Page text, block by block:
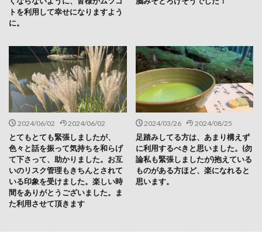
トを利用して幸せになりますよう
に。
2024/06/02 2024/06/02
とてもとても緊張しましたが、
色々と話を振って気持ちを和らげ
て下さって、助かりました。お互
いのリスク管理もきちんとされて
いる印象を受けました。楽しい時
間をありがとうございました。ま
た利用させて頂きます
2024/03/26 2024/08/25
足踏みしてる方は、あまり構えず
に利用するべきと思いました。(勿
論私も緊張しましたが)抱えている
ものがある方ほど、楽になれると
思います。